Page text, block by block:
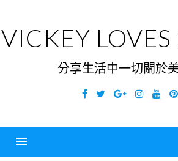
content
VICKEY
分享生活中一切關於
Facebook
TwitterGoogleInstagram